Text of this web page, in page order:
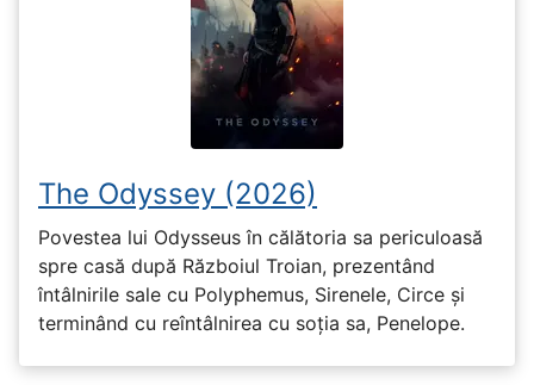
The Odyssey (2026)
Povestea lui Odysseus în călătoria sa periculoasă
spre casă după Războiul Troian, prezentând
întâlnirile sale cu Polyphemus, Sirenele, Circe și
terminând cu reîntâlnirea cu soția sa, Penelope.